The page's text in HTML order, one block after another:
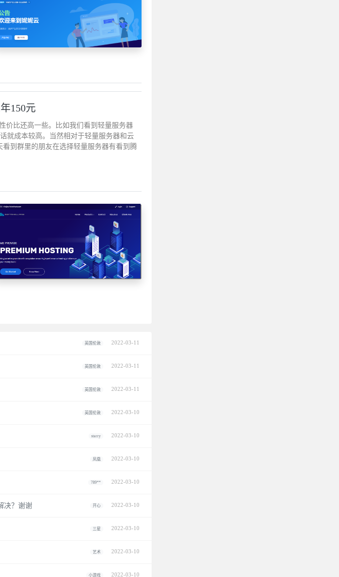
150元
价比还高一些。比如我们看到轻量服务器
就成本较高。当然相对于轻量服务器和云
看到群里的朋友在选择轻量服务器有看到腾
英国伦敦 2022-03-11
英国伦敦 2022-03-11
英国伦敦 2022-03-11
英国伦敦 2022-03-10
starry 2022-03-10
凤凰 2022-03-10
789** 2022-03-10
决？谢谢 开心 2022-03-10
三星 2022-03-10
艺术 2022-03-10
小游戏 2022-03-10